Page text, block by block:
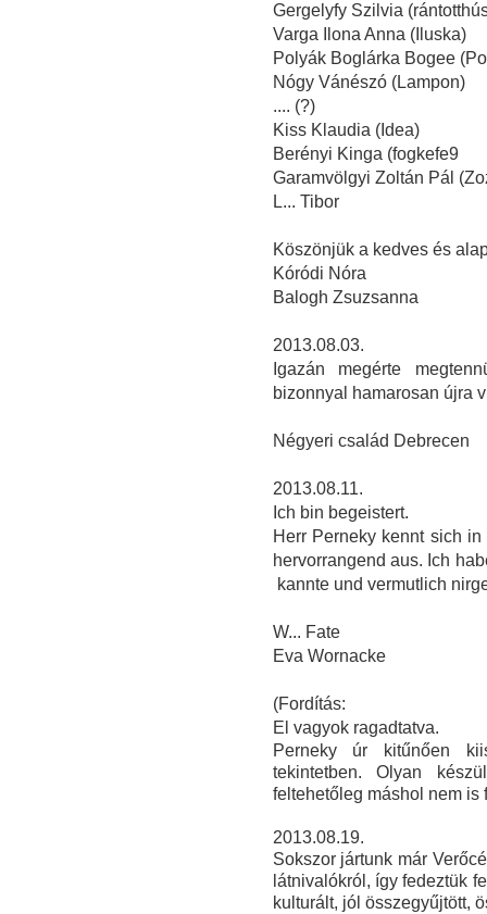
Gergelyfy Szilvia
Varga Ilona Anna (Iluska)
Polyák Boglárka Bogee
Nógy Vánészó (Lampon)
.... (?)
Kiss Klaudia (Idea)
Berényi Kinga (fogkefe9
Garamvölgyi Zoltán Pál
L... Tibor
Köszönjük a kedves és
Kóródi Nóra
Balogh Zsuzsanna
2013.08.03.
Igazán megérte
bizonnyal hamarosan újra
Négyeri család Debrecen
2013.08.11.
Ich bin begeistert.
Herr Perneky kennt sich
hervorrangend aus. Ich
kannte und vermutlich
W... Fate
Eva Wornacke
(Fordítás:
El vagyok ragadtatva.
Perneky úr kitűnően
tekintetben. O lyan
feltehetőleg máshol nem is
2013.08.19.
Sokszor jártunk már
látnivalókról, így fedeztük
kulturált, jól összegyűjtött,